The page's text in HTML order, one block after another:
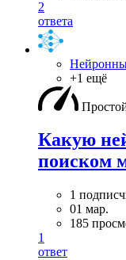
2
ответа
+1 ещё
Какую
поиском
1
01 мар.
185
1
ответ